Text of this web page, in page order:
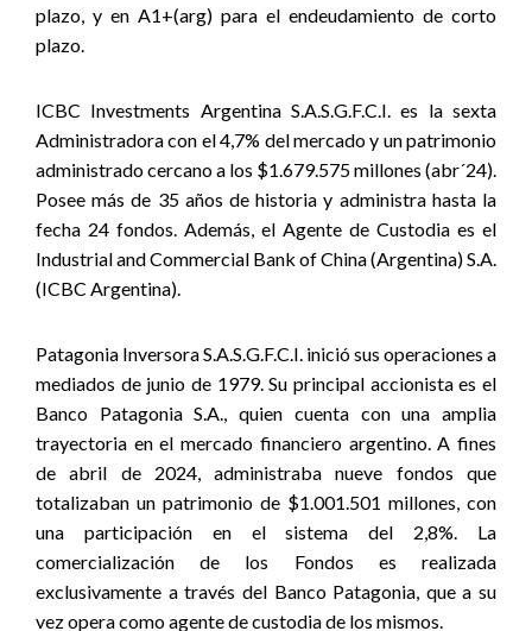
plazo, y en A1+(arg) para el endeudamiento de corto
plazo.
ICBC Investments Argentina S.A.S.G.F.C.I. es la sexta
Administradora con el 4,7% del mercado y un patrimonio
administrado cercano a los $1.679.575 millones (abr´24).
Posee más de 35 años de historia y administra hasta la
fecha 24 fondos. Además, el Agente de Custodia es el
Industrial and Commercial Bank of China (Argentina) S.A.
(ICBC Argentina).
Patagonia Inversora S.A.S.G.F.C.I. inició sus operaciones a
mediados de junio de 1979. Su principal accionista es el
Banco Patagonia S.A., quien cuenta con una amplia
trayectoria en el mercado financiero argentino. A fines
de abril de 2024, administraba nueve fondos que
totalizaban un patrimonio de $1.001.501 millones, con
una participación en el sistema del 2,8%. La
comercialización de los Fondos es realizada
exclusivamente a través del Banco Patagonia, que a su
vez opera como agente de custodia de los mismos.